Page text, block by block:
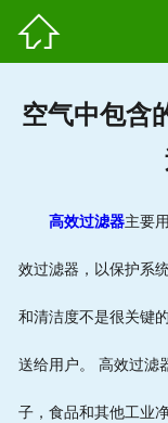

空气中包含
高效过滤器主要
效过滤器，以保护系
和清洁度不是很关键
送给用户。 高效过滤
子，食品和其他工业